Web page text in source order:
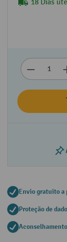
18 Dias
Envio gratuito a
Proteção de